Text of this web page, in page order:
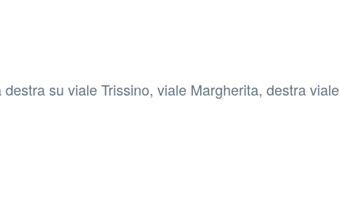
su viale Trissino, viale Margherita, destra viale